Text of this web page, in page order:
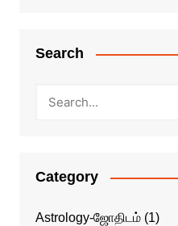
Search
Category
Astrology-ஜோதிடம்(1)